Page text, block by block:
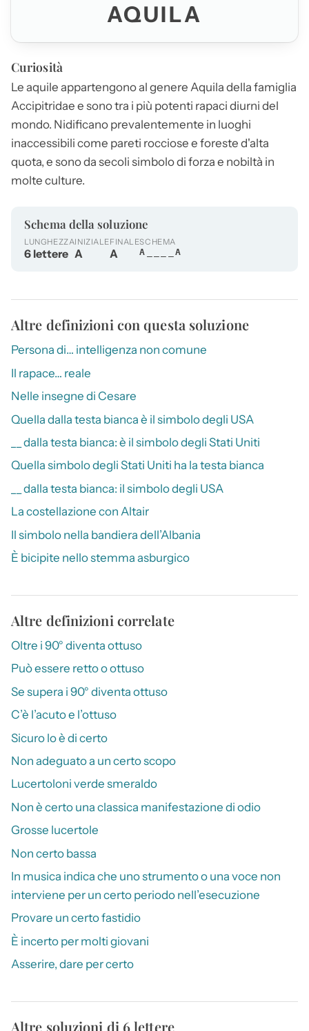
AQUILA
Curiosità
Le aquile appartengono al genere Aquila della famiglia
Accipitridae e sono tra i più potenti rapaci diurni del
mondo. Nidificano prevalentemente in luoghi
inaccessibili come pareti rocciose e foreste d'alta
quota, e sono da secoli simbolo di forza e nobiltà in
molte culture.
Schema della soluzione
LUNGHEZZA
6 lettere
INIZIALE
A
FINALE
A
SCHEMA
A____A
Altre definizioni con questa soluzione
Persona di… intelligenza non comune
Il rapace… reale
Nelle insegne di Cesare
Quella dalla testa bianca è il simbolo degli USA
__ dalla testa bianca: è il simbolo degli Stati Uniti
Quella simbolo degli Stati Uniti ha la testa bianca
__ dalla testa bianca: il simbolo degli USA
La costellazione con Altair
Il simbolo nella bandiera dell’Albania
È bicipite nello stemma asburgico
Altre definizioni correlate
Oltre i 90° diventa ottuso
Può essere retto o ottuso
Se supera i 90° diventa ottuso
C’è l’acuto e l’ottuso
Sicuro lo è di certo
Non adeguato a un certo scopo
Lucertoloni verde smeraldo
Non è certo una classica manifestazione di odio
Grosse lucertole
Non certo bassa
In musica indica che uno strumento o una voce non
interviene per un certo periodo nell’esecuzione
Provare un certo fastidio
È incerto per molti giovani
Asserire, dare per certo
Altre soluzioni di 6 lettere